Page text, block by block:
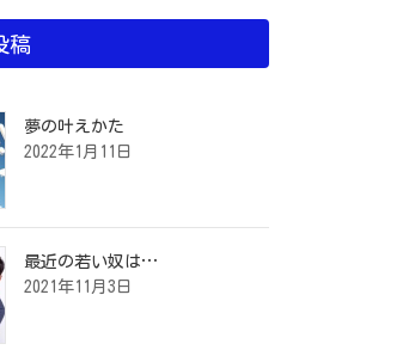
稿
夢の叶えかた
2022年1月11日
最近の若い奴は…
2021年11月3日